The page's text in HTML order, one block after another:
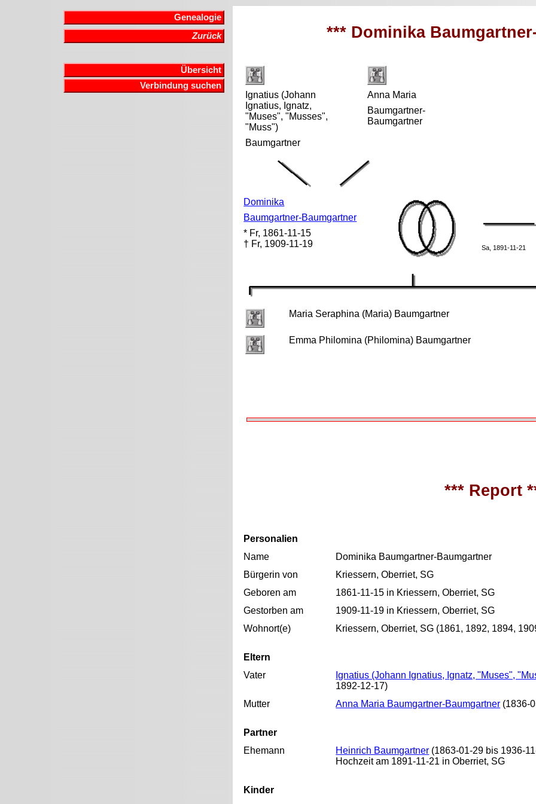
Genealogie
Zurück
Übersicht
Verbindung suchen
*** Dominika
Ignatius (Johann
Ignatius, Ignatz,
"Muses", "Musses",
"Muss")
Baumgartner
Anna Maria
Baumgartner-
Baumgartner
Dominika
Baumgartner-Baumgartner
* Fr, 1861-11-15
† Fr, 1909-11-19
Sa, 1891-11-21
Maria Seraphina (Maria) Baumgartner
Emma Philomina (Philomina) Baumgartner
*** Report
Personalien
Name
Dominika Baumgartner-Baumgartner
Bürgerin von
Kriessern, Oberriet, SG
Geboren am
1861-11-15 in Kriessern, Oberriet, SG
Gestorben am
1909-11-19 in Kriessern, Oberriet, SG
Wohnort(e)
Kriessern, Oberriet, SG (1861, 1892, 1894,
Eltern
Vater
Ignatius (Johann Ignatius, Ignatz, "Muses",
1892-12-17)
Mutter
Anna Maria Baumgartner-Baumgartner (1836-
Partner
Ehemann
Heinrich Baumgartner (1863-01-29 bis 1936-
Hochzeit am 1891-11-21 in Oberriet, SG
Kinder